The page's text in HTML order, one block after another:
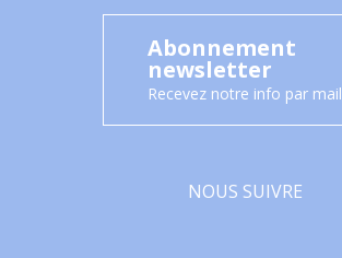
Abonnement
newsletter
Recevez notre info par mail
NOUS SUIVRE